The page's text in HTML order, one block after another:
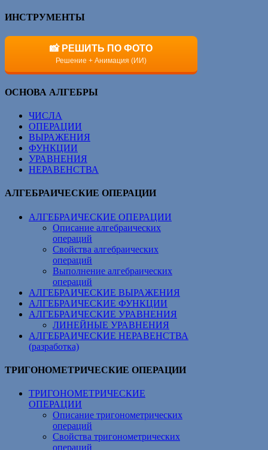
ИНСТРУМЕНТЫ
📸 РЕШИТЬ ПО ФОТО
Решение + Анимация (ИИ)
ОСНОВА АЛГЕБРЫ
ЧИСЛА
ОПЕРАЦИИ
ВЫРАЖЕНИЯ
ФУНКЦИИ
УРАВНЕНИЯ
НЕРАВЕНСТВА
АЛГЕБРАИЧЕСКИЕ ОПЕРАЦИИ
АЛГЕБРАИЧЕСКИЕ ОПЕРАЦИИ
Описание алгебраических
операций
Свойства алгебраических
операций
Выполнение алгебраических
операций
АЛГЕБРАИЧЕСКИЕ ВЫРАЖЕНИЯ
АЛГЕБРАИЧЕСКИЕ ФУНКЦИИ
АЛГЕБРАИЧЕСКИЕ УРАВНЕНИЯ
ЛИНЕЙНЫЕ УРАВНЕНИЯ
АЛГЕБРАИЧЕСКИЕ НЕРАВЕНСТВА
(разработка)
ТРИГОНОМЕТРИЧЕСКИЕ ОПЕРАЦИИ
ТРИГОНОМЕТРИЧЕСКИЕ
ОПЕРАЦИИ
Описание тригонометрических
операций
Свойства тригонометрических
операций